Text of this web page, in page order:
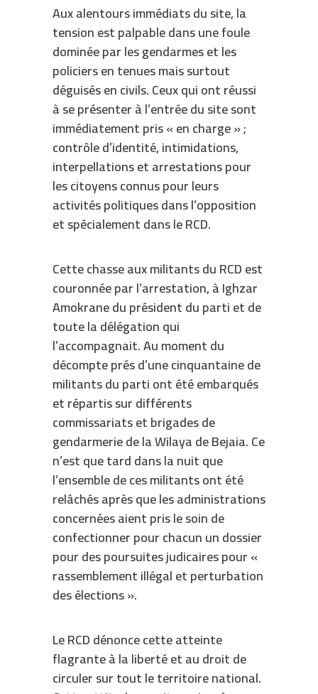
Aux alentours immédiats du site, la
tension est palpable dans une foule
dominée par les gendarmes et les
policiers en tenues mais surtout
déguisés en civils. Ceux qui ont réussi
à se présenter à l’entrée du site sont
immédiatement pris « en charge » ;
contrôle d’identité, intimidations,
interpellations et arrestations pour
les citoyens connus pour leurs
activités politiques dans l’opposition
et spécialement dans le RCD.
Cette chasse aux militants du RCD est
couronnée par l’arrestation, à Ighzar
Amokrane du président du parti et de
toute la délégation qui
l’accompagnait. Au moment du
décompte prés d’une cinquantaine de
militants du parti ont été embarqués
et répartis sur différents
commissariats et brigades de
gendarmerie de la Wilaya de Bejaia. Ce
n’est que tard dans la nuit que
l’ensemble de ces militants ont été
relâchés après que les administrations
concernées aient pris le soin de
confectionner pour chacun un dossier
pour des poursuites judicaires pour «
rassemblement illégal et perturbation
des élections ».
Le RCD dénonce cette atteinte
flagrante à la liberté et au droit de
circuler sur tout le territoire national.